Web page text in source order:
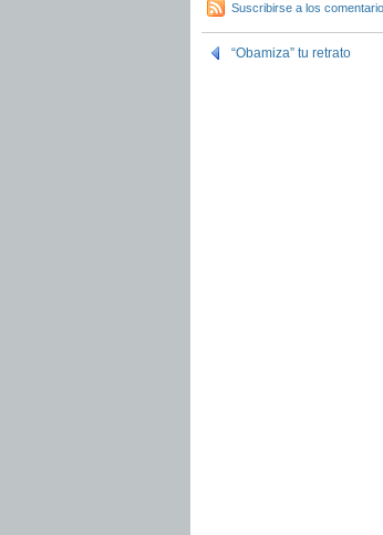
Suscribirse a los
“Obamiza” tu retrato